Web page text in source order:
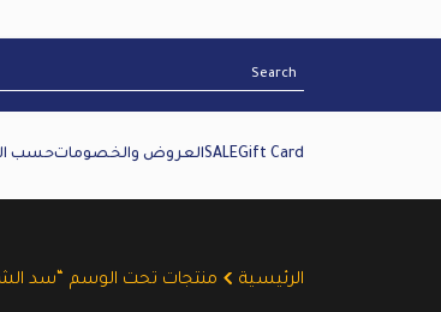
Gift Card
SALEالعروض والخصوماتحسب
الرئيسية منتجات تحت الوسم “سد